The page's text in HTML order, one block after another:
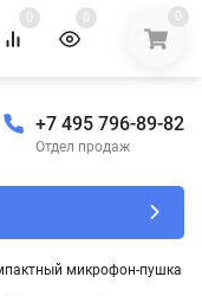
0 0 0
+7 495 796-89-82
Отдел продаж
микрофон-пушка